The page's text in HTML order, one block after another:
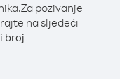
Za pozivanje
na sljedeći
broj